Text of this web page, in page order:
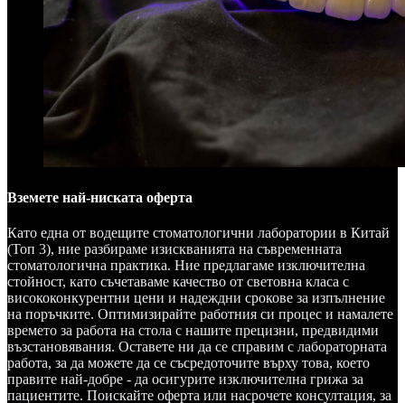
Вземете най-ниската оферта
Като една от водещите стоматологични лаборатории в Китай
(Топ 3), ние разбираме изискванията на съвременната
стоматологична практика. Ние предлагаме изключителна
стойност, като съчетаваме качество от световна класа с
висококонкурентни цени и надеждни срокове за изпълнение
на поръчките. Оптимизирайте работния си процес и намалете
времето за работа на стола с нашите прецизни, предвидими
възстановявания. Оставете ни да се справим с лабораторната
работа, за да можете да се съсредоточите върху това, което
правите най-добре - да осигурите изключителна грижа за
пациентите. Поискайте оферта или насрочете консултация, за